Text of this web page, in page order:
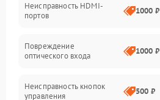
Программное обеспечение
Электроника/Акустика
Неисправность HDMI-
портов
1000 ₽
Повреждение
оптического входа
1000 ₽
Неисправность кнопок
управления
500 ₽